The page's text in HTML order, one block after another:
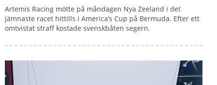
Artemis Racing mötte på måndagen Nya Zeeland i det
jämnaste racet hittills i America’s Cup på Bermuda. Efter ett
omtvistat straff kostade svenskbåten segern.